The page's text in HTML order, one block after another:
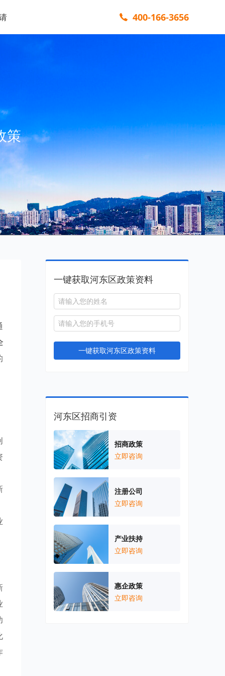
400-166-3656
策
一键获取河东区政策资料
一键获取河东区政策资料
河东区招商引资
招商政策
立即咨询
注册公司
立即咨询
产业扶持
立即咨询
惠企政策
立即咨询